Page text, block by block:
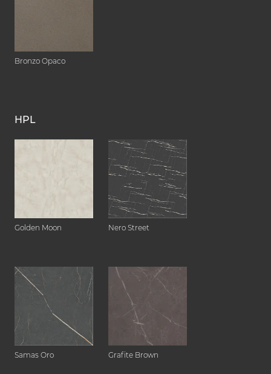
Bronzo Opaco
HPL
Golden Moon Nero Street
Samas Oro Grafite Brown